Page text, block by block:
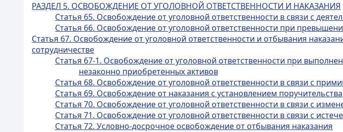
РАЗДЕЛ 5. ОСВОБОЖДЕНИЕ ОТ УГОЛОВНОЙ ОТВЕТСТВЕННОСТИ И НАКАЗАНИЯ
Статья 65. Освобождение от уголовной ответственности в связи с
Статья 66. Освобождение от уголовной ответственности при
Статья 67. Освобождение от уголовной ответственности и отбывания
сотрудничестве
Статья 67-1. Освобождение от уголовной ответственности при
незаконно приобретенных активов
Статья 68. Освобождение от уголовной ответственности в связи с
Статья 69. Освобождение от наказания с установлением поручительства
Статья 70. Освобождение от уголовной ответственности в связи с
Статья 71. Освобождение от уголовной ответственности в связи с
Статья 72. Условно-досрочное освобождение от отбывания наказания